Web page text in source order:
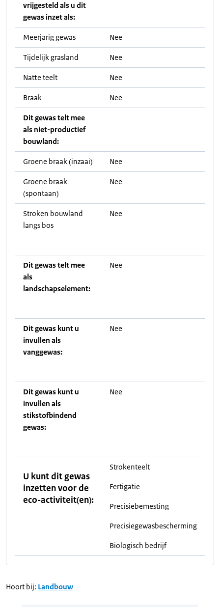
vrijgesteld als u dit
gewas inzet als:
Meerjarig gewas Nee
Tijdelijk grasland Nee
Natte teelt Nee
Braak Nee
Dit gewas telt mee
als niet-productief
bouwland:
Groene braak (inzaai) Nee
Groene braak
(spontaan)
Nee
Stroken bouwland
langs bos
Nee
Dit gewas telt mee
als
landschapselement:
Nee
Dit gewas kunt u
invullen als
vanggewas:
Nee
Dit gewas kunt u
invullen als
stikstofbindend
gewas:
Nee
U kunt dit gewas
inzetten voor de
eco-activiteit(en):
Strokenteelt
Fertigatie
Precisiebemesting
Precisiegewasbescherming
Biologisch bedrijf
Hoort bij: Landbouw